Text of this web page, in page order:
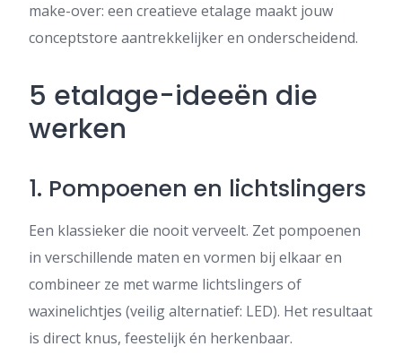
make-over: een creatieve etalage maakt jouw
conceptstore aantrekkelijker en onderscheidend.
5 etalage-ideeën die
werken
1. Pompoenen en lichtslingers
Een klassieker die nooit verveelt. Zet pompoenen
in verschillende maten en vormen bij elkaar en
combineer ze met warme lichtslingers of
waxinelichtjes (veilig alternatief: LED). Het resultaat
is direct knus, feestelijk én herkenbaar.